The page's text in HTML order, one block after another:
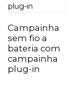
Campainha
sem fio a
bateria com
campainha
plug-in